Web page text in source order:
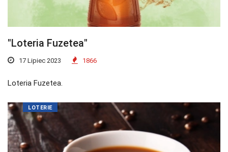
"Loteria Fuzetea"
17 Lipiec 2023 1866
Loteria Fuzetea.
LOTERIE